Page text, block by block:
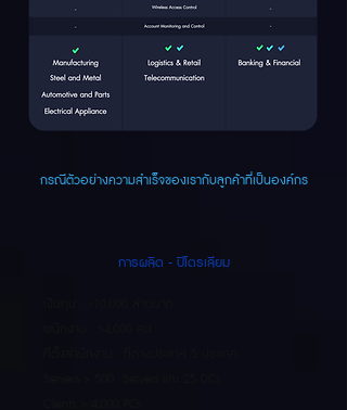
กรณีตัวอย่างความสำเร็จของเรากับลูกค้าที่เป็นองค์กร
การผลิต - ปิโตรเลียม